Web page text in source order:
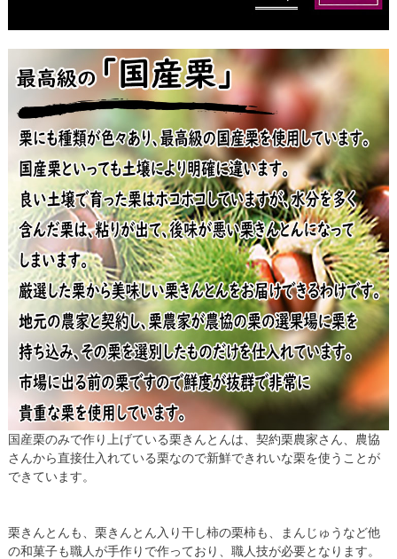
国産栗のみで作り上げている栗きんとんは、契約栗農家さん、農協
さんから直接仕入れている栗なので新鮮できれいな栗を使うことが
できています。
栗きんとんも、栗きんとん入り干し柿の栗柿も、まんじゅうなど他
の和菓子も職人が手作りで作っており、職人技が必要となります。